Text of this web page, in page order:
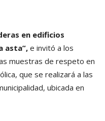
en edificios
asta”, e invitó a los
muestras de respeto en
que se realizará a las
ubicada en